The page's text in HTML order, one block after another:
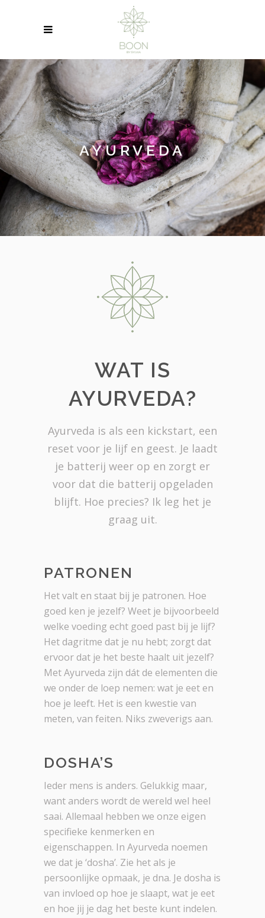
AYURVEDA
WAT IS
AYURVEDA?
Ayurveda is als een kickstart, een
reset voor je lijf en geest. Je laadt
je batterij weer op en zorgt er
voor dat die batterij opgeladen
blijft. Hoe precies? Ik leg het je
graag uit.
PATRONEN
Het valt en staat bij je patronen. Hoe
goed ken je jezelf? Weet je bijvoorbeeld
welke voeding echt goed past bij je lijf?
Het dagritme dat je nu hebt; zorgt dat
ervoor dat je het beste haalt uit jezelf?
Met Ayurveda zijn dát de elementen die
we onder de loep nemen: wat je eet en
hoe je leeft. Het is een kwestie van
meten, van feiten. Niks zweverigs aan.
DOSHA’S
Ieder mens is anders. Gelukkig maar,
want anders wordt de wereld wel heel
saai. Allemaal hebben we onze eigen
specifieke kenmerken en
eigenschappen. In Ayurveda noemen
we dat je ‘dosha’. Zie het als je
persoonlijke opmaak, je dna. Je dosha is
van invloed op hoe je slaapt, wat je eet
en hoe jij je dag het beste kunt indelen.